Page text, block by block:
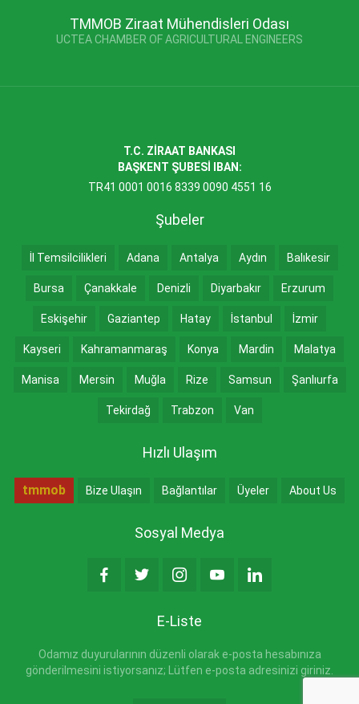
TMMOB Ziraat Mühendisleri Odası
UCTEA CHAMBER OF AGRICULTURAL ENGINEERS
T.C. ZİRAAT BANKASI
BAŞKENT ŞUBESİ IBAN:
TR41 0001 0016 8339 0090 4551 16
Şubeler
İl Temsilcilikleri Adana Antalya Aydın Balıkesir
Bursa Çanakkale Denizli Diyarbakır Erzurum
Eskişehir Gaziantep Hatay İstanbul İzmir
Kayseri Kahramanmaraş Konya Mardin Malatya
Manisa Mersin Muğla Rize Samsun Şanlıurfa
Tekirdağ Trabzon Van
Hızlı Ulaşım
tmmob Bize Ulaşın Bağlantılar Üyeler About Us
Sosyal Medya
E-Liste
Odamız duyurularının düzenli olarak e-posta hesabınıza
gönderilmesini istiyorsanız; Lütfen e-posta adresinizi giriniz.